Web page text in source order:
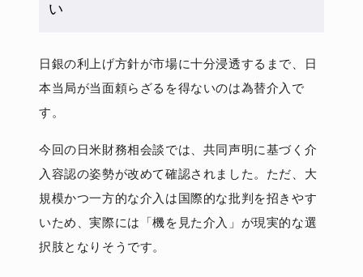
い
日銀の利上げ方針が市場に十分浸透するまで、日
本当局が当面頼らざるを得ないのは為替介入で
す。
今回の日米財務相会談では、共同声明に基づく介
入容認の姿勢が改めて確認されました。ただ、大
規模かつ一方的な介入は国際的な批判を招きやす
いため、実際には「機を見た介入」が現実的な選
択肢となりそうです。